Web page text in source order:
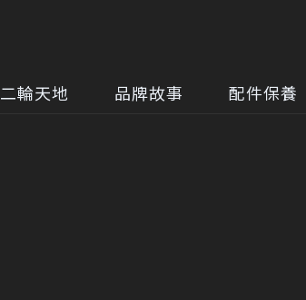
二輪天地 品牌故事 配件保養